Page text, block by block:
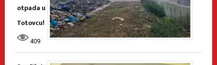
otpada u
Totovcu!
409